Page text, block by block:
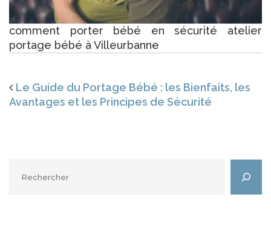
comment porter bébé en sécurité atelier
portage bébé à Villeurbanne
Le Guide du Portage Bébé : les Bienfaits, les
Avantages et les Principes de Sécurité